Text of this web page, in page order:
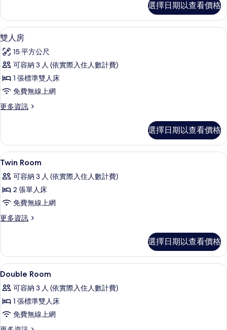
相
片
房
的
詳
選擇日期以查看價格
顯
示
雙
人
房
所
相
片
雙人房 | 書桌、隔音、熨斗/熨衣板、
10
雙人房
15 平方公尺
可容納 3 人 (依實際入住人數計費)
1 張標準雙人床
免費無線上網
更多資訊
更
房
的
詳
選擇日期以查看價格
顯
示
Twin
Room
的
所
片
書桌、隔音、熨斗/熨衣板、免費搖籃/
6
Twin Room
可容納 3 人 (依實際入住人數計費)
2 張單人床
免費無線上網
更多資訊
更
的
詳
情
選擇日期以查看價格
顯
示
Double
Room
的
書桌、隔音、熨斗/熨衣板、免費搖籃/
10
Double Room
可容納 3 人 (依實際入住人數計費)
1 張標準雙人床
免費無線上網